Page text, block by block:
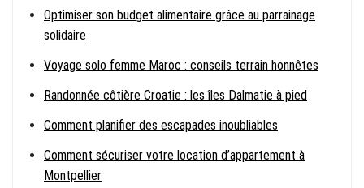
Optimiser son budget alimentaire grâce au parrainage
solidaire
Voyage solo femme Maroc : conseils terrain honnêtes
Randonnée côtière Croatie : les îles Dalmatie à pied
Comment planifier des escapades inoubliables
Comment sécuriser votre location d’appartement à
Montpellier